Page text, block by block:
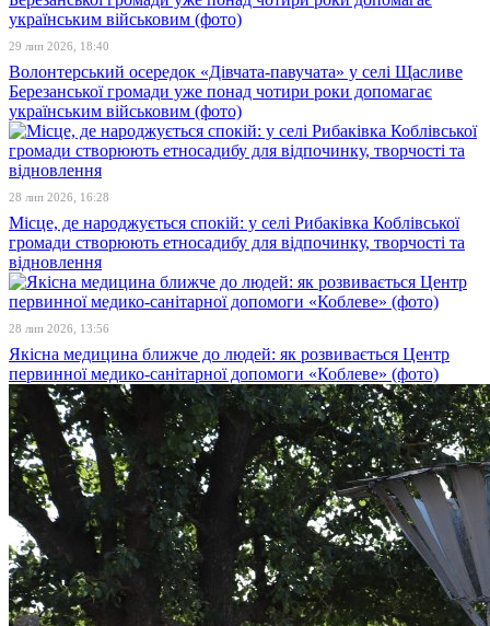
29 лип 2026, 18:40
Волонтерський осередок «Дівчата-павучата» у селі Щасливе
Березанської громади уже понад чотири роки допомагає
українським військовим (фото)
28 лип 2026, 16:28
Місце, де народжується спокій: у селі Рибаківка Коблівської
громади створюють етносадибу для відпочинку, творчості та
відновлення
28 лип 2026, 13:56
Якісна медицина ближче до людей: як розвивається Центр
первинної медико-санітарної допомоги «Коблеве» (фото)